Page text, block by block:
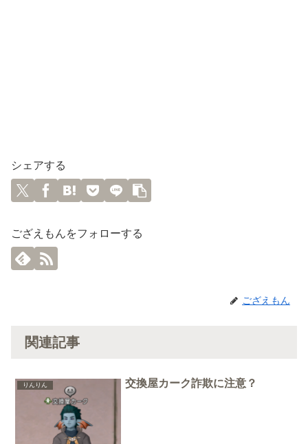
シェアする
ござえもんをフォローする
ござえもん
関連記事
りんりん 交換屋カーク詐欺に注意？